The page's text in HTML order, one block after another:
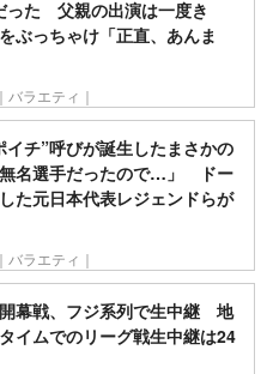
った 父親の出演は一度き
ぶっちゃけ「正直、あんま
｜バラエティ｜
イチ”呼びが誕生したまさかの
名選手だったので…」 ドー
た元日本代表レジェンドらが
｜バラエティ｜
幕戦、フジ系列で生中継 地
イムでのリーグ戦生中継は24